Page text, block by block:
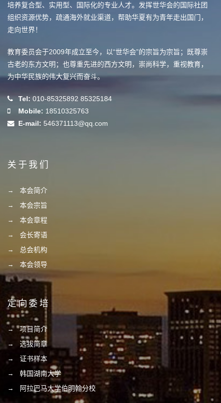
培养复合型、实用型、国际化的专业人才。发挥世华会的国际社团
组织资源优势，疏通海外就业渠道，帮助华夏有为青年走出国门，
走向世界！
教育委员会于2009年成立至今，以“世华会”的宗旨为宗旨；既尊崇
古老的东方文明；也尊重先进的西方文明，崇尚科学，重视教育，
为中华民族的伟大复兴而奋斗。
Tel: 010-85325892 85325184
Mobile: 18510325763
E-mail: 546371113@qq.com
关于我们
本会简介
本会宗旨
本会章程
会长寄语
总会机构
本会领导
定向委培
项目简介
选拔简章
证书样本
韩国湖南大学
阿拉巴马大学伯明翰分校